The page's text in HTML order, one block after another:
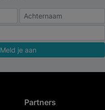
Meld je aan
Partners